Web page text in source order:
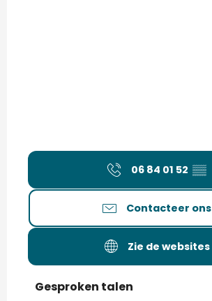
06 84 01 52 ▒▒
Contacteer ons
Zie de websites
Gesproken talen
Gesproken talen